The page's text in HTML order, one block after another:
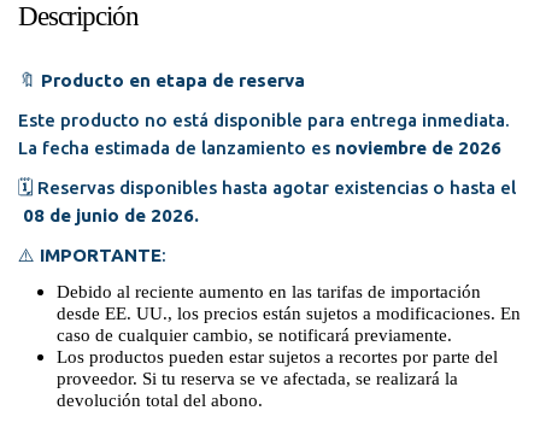
Descripción
🔖 Producto en etapa de reserva
Este producto no está disponible para entrega inmediata.
La fecha estimada de lanzamiento es noviembre de 2026
🗓️ Reservas disponibles hasta agotar existencias o hasta el
08 de junio de 2026.
⚠️ IMPORTANTE:
Debido al reciente aumento en las tarifas de importación
desde EE. UU., los precios están sujetos a modificaciones. En
caso de cualquier cambio, se notificará previamente.
Los productos pueden estar sujetos a recortes por parte del
proveedor. Si tu reserva se ve afectada, se realizará la
devolución total del abono.